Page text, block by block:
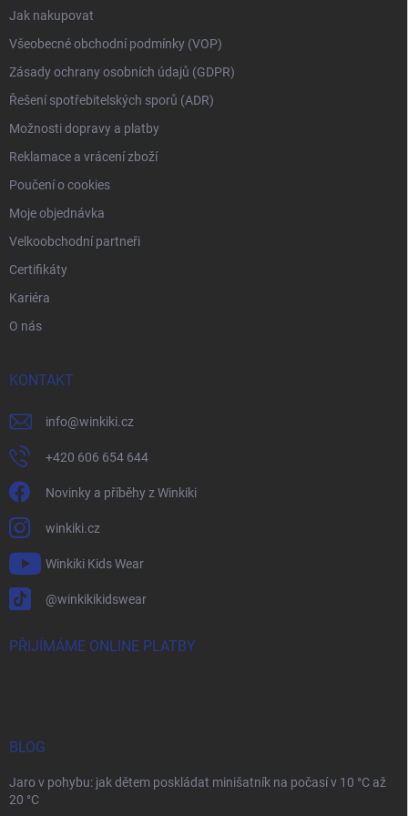
Jak nakupovat
Všeobecné obchodní podmínky (VOP)
Zásady ochrany osobních údajů (GDPR)
Řešení spotřebitelských sporů (ADR)
Možnosti dopravy a platby
Reklamace a vrácení zboží
Poučení o cookies
Moje objednávka
Velkoobchodní partneři
Certifikáty
Kariéra
O nás
KONTAKT
info@winkiki.cz
+420 606 654 644
Novinky a příběhy z Winkiki
winkiki.cz
Winkiki Kids Wear
@winkikikidswear
PŘIJÍMÁME ONLINE PLATBY
BLOG
Jaro v pohybu: jak dětem poskládat minišatník na počasí v 10 °C až
20 °C